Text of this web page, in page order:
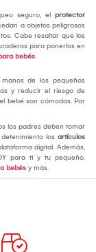
seguro, el protector
a objetos peligrosos
Cabe resaltar que los
para ponerlos en
bebés.
de los pequeños
y reducir el riesgo de
bebé son cómodas. Por
los padres deben tomar
los artículos
digital. Además,
para ti y tu pequeño.
bebés y más.